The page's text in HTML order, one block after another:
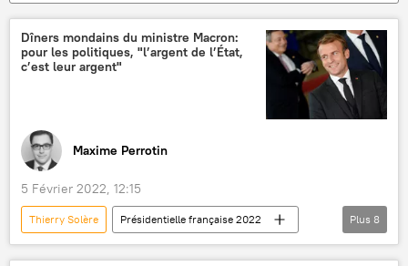
Dîners mondains du ministre Macron:
pour les politiques, "l’argent de l’État,
c’est leur argent"
Maxime Perrotin
5 Février 2022, 12:15
Thierry Solère
Présidentielle française 2022
Emmanuel Macron
Alstom
Plus 8